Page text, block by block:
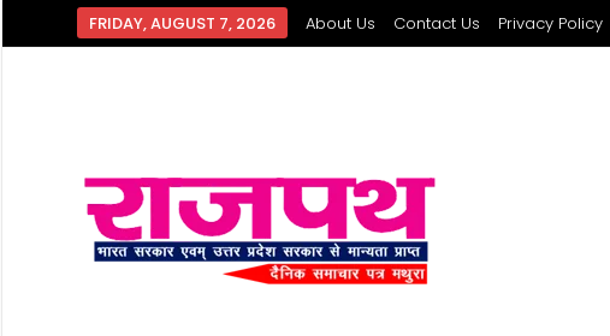
FRIDAY, AUGUST 7, 2026 About Us Contact Us Privacy Policy